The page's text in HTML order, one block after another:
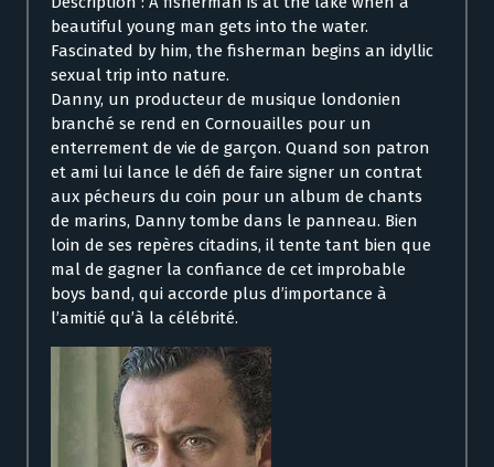
beautiful young man gets into the water.
Fascinated by him, the fisherman begins an idyllic
sexual trip into nature.
Danny, un producteur de musique londonien
branché se rend en Cornouailles pour un
enterrement de vie de garçon. Quand son patron
et ami lui lance le défi de faire signer un contrat
aux pécheurs du coin pour un album de chants
de marins, Danny tombe dans le panneau. Bien
loin de ses repères citadins, il tente tant bien que
mal de gagner la confiance de cet improbable
boys band, qui accorde plus d’importance à
l’amitié qu’à la célébrité.